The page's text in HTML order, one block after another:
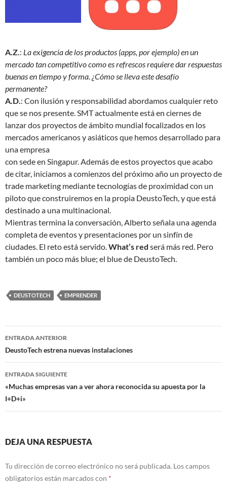
A.Z. : La exigencia de los productos (apps, por ejemplo) en un
mercado tan competitivo como es refrescos requiere dar respuestas
buenas en tiempo y forma. ¿Cómo se lleva este desafío
permanente?
A.D. : Con ilusión y responsabilidad abordamos cualquier reto
que se nos presente. SMT actualmente está en ciernes de
lanzar dos proyectos de ámbito mundial focalizados en los
mercados americanos y asiáticos que hemos desarrollado para
una empresa
con sede en Singapur. Además de estos proyectos que acabo
de citar, iniciamos a comienzos del próximo año un proyecto de
trade marketing mediante tecnologías de proximidad con un
piloto que construiremos en la propia DeustoTech, y que está
destinado a una multinacional.
Mientras termina la conversación, Alberto señala una agenda
completa de eventos y presentaciones por un sinfín de
ciudades. El reto está servido. What’s red será más red. Pero
también un poco más blue; el blue de DeustoTech.
DEUSTOTECH EMPRENDER
Navegación
de
entradas
ENTRADA ANTERIOR
DeustoTech estrena nuevas instalaciones
ENTRADA SIGUIENTE
«Muchas empresas van a ver ahora reconocida su apuesta por la
I+D+i»
DEJA UNA RESPUESTA
Tu dirección de correo electrónico no será publicada. Los campos
obligatorios están marcados con *